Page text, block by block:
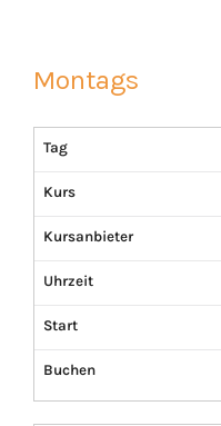
Montags
Tag
Kurs
Kursanbieter
Uhrzeit
Start
Buchen